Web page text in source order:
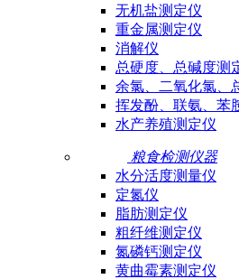
无机盐测定仪
重金属测定仪
消解仪
总硬度、总碱度测
余氯、二氧化氯、
挥发酚、联氨、苯
水产养殖测定仪
粮食检测仪器
水分活度测量仪
定氮仪
脂肪测定仪
粗纤维测定仪
氮磷钙测定仪
黄曲霉素测定仪